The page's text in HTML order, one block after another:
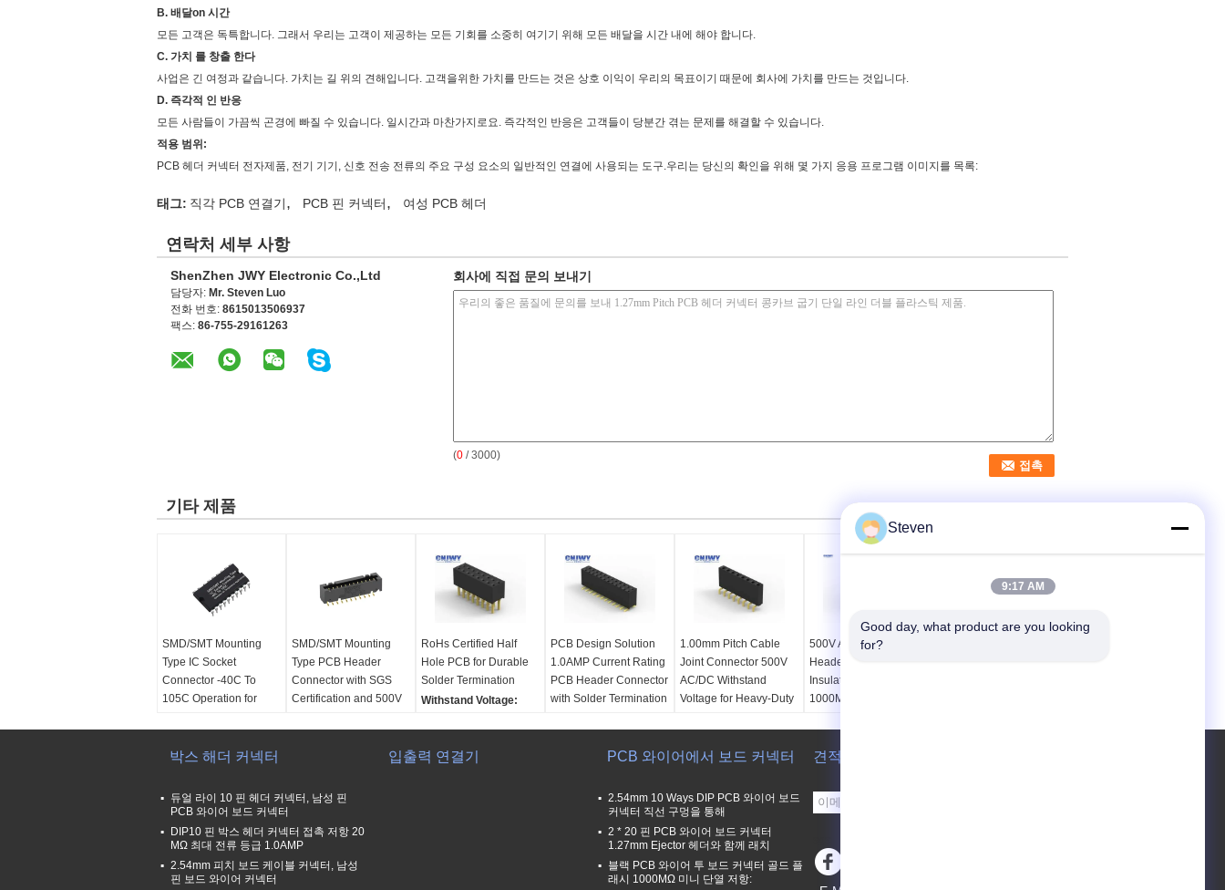
B. 배달on 시간
모든 고객은 독특합니다. 그래서 우리는 고객이 제공하는 모든 기회를 소중히 여기기 위해 모든 배달을 시간 내에 해야 합니다.
C. 가치 를 창출 한다
사업은 긴 여정과 같습니다. 가치는 길 위의 견해입니다. 고객을위한 가치를 만드는 것은 상호 이익이 우리의 목표이기 때문에 회사에 가치를 만드는 것입니다.
D. 즉각적 인 반응
모든 사람들이 가끔씩 곤경에 빠질 수 있습니다. 일시간과 마찬가지로요. 즉각적인 반응은 고객들이 당분간 겪는 문제를 해결할 수 있습니다.
적용 범위:
PCB 헤더 커넥터 전자제품, 전기 기기, 신호 전송 전류의 주요 구성 요소의 일반적인 연결에 사용되는 도구.우리는 당신의 확인을 위해 몇 가지 응용 프로그램 이미지를 목록:
태그: 직각 PCB 연결기, PCB 핀 커넥터, 여성 PCB 헤더
연락처 세부 사항
ShenZhen JWY Electronic Co.,Ltd
담당자: Mr. Steven Luo
전화 번호: 8615013506937
팩스: 86-755-29161263
회사에 직접 문의 보내기
(0 / 3000)
기타 제품
SMD/SMT Mounting
Type IC Socket
Connector -40C To
105C Operation for
장착 유형: smd/smt
제품 카테고리:PCB 해
더 커넥터
절연 저항: 1000MΩ 민
SMD/SMT Mounting
Type PCB Header
Connector with SGS
Certification and 500V
작동 온도:-40 +~ +105
현재 등급:1.0AMP
행의 수:
RoHs Certified Half
Hole PCB for Durable
Solder Termination
Withstand Voltage:
Row
PCB Design Solution
1.0AMP Current Rating
PCB Header Connector
with Solder Termination
China
Current Rating:
Product Name:
Professional PCB
Header Connector
Standard Black or
1.00mm Pitch Cable
Joint Connector 500V
AC/DC Withstand
Voltage for Heavy-Duty
SGS, RoHs, REACH
Mounting Type:
SMD/SMT
Product Category:
PCB Header Connector
500V AC/DC PCB
Header Connector With
Insulation Resistance of
1000MΩ Min and
Insulation Resistance:
Number of Row:
Row
500V AC/DC
Product Category:
박스 해더 커넥터
듀얼 라이 10 핀 헤더 커넥터, 남성 핀
PCB 와이어 보드 커넥터
DIP10 핀 박스 헤더 커넥터 접촉 저항 20
MΩ 최대 전류 등급 1.0AMP
2.54mm 피치 보드 케이블 커넥터, 남성
핀 보드 와이어 커넥터
입출력 연결기 PCB 와이어에서 보드 커넥터
2.54mm 10 Ways DIP PCB 와이어 보드
커넥터 직선 구멍을 통해
2 * 20 핀 PCB 와이어 보드 커넥터
1.27mm Ejector 헤더와 함께 래치
블랙 PCB 와이어 투 보드 커넥터 골드 플
래시 1000MΩ 미니 단열 저항:
견적 요청
Steven
9:17 AM
Good day, what product are you looking
for?